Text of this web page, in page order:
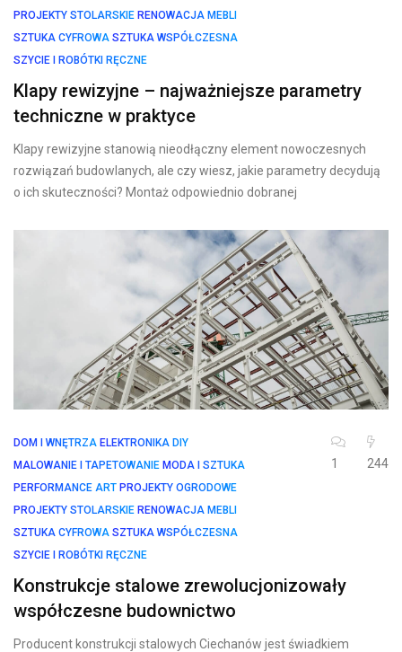
PROJEKTY STOLARSKIE RENOWACJA MEBLI
SZTUKA CYFROWA SZTUKA WSPÓŁCZESNA
SZYCIE I ROBÓTKI RĘCZNE
Klapy rewizyjne – najważniejsze parametry
techniczne w praktyce
Klapy rewizyjne stanowią nieodłączny element nowoczesnych
rozwiązań budowlanych, ale czy wiesz, jakie parametry decydują
o ich skuteczności? Montaż odpowiednio dobranej
DOM I WNĘTRZA ELEKTRONIKA DIY
MALOWANIE I TAPETOWANIE MODA I SZTUKA
PERFORMANCE ART PROJEKTY OGRODOWE
PROJEKTY STOLARSKIE RENOWACJA MEBLI
SZTUKA CYFROWA SZTUKA WSPÓŁCZESNA
SZYCIE I ROBÓTKI RĘCZNE
1 244
Konstrukcje stalowe zrewolucjonizowały
współczesne budownictwo
Producent konstrukcji stalowych Ciechanów jest świadkiem